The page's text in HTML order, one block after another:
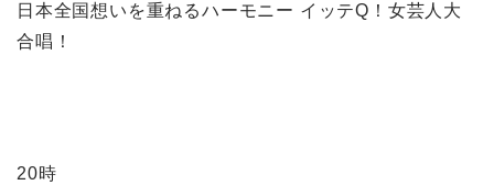
日本全国想いを重ねるハーモニー イッテQ！女芸人大
合唱！
20時